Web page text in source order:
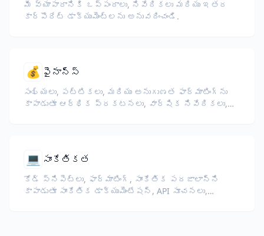
మీ వ్యాపారానికి ఒప్పందాలు, నివేదికలు మరియు ఇతర
కార్పొరేట్ డాక్యుమెంట్లను అనువదించండి.
💰 ఫైనాన్స్
సంఖ్యలు, పట్టికలు, మరియు అనుగుణత ఫార్మాటింగ్‌ను
కాపాడుతూ ఆర్థిక ప్రకటనలు, వార్షిక నివేదికలు,
💻 సాంకేతికత
కోడ్ స్నిపెట్లు, ఫార్మాటింగ్, సాంకేతిక పదజాలాన్ని
కాపాడుతూ సాంకేతిక డాక్యుమెంటేషన్, API సూచనలు,